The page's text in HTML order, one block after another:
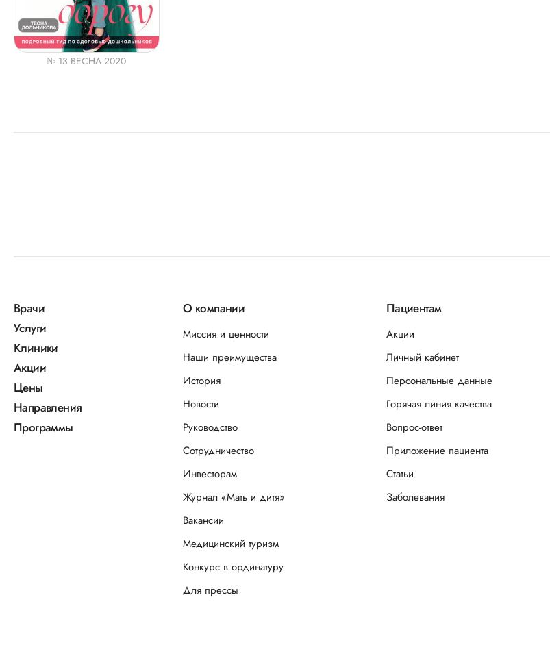
№ 13 ВЕСНА 2020
Врачи
Услуги
Клиники
Акции
Цены
Направления
Программы
О компании
Миссия и ценности
Наши преимущества
История
Новости
Руководство
Сотрудничество
Инвесторам
Журнал «Мать и дитя»
Вакансии
Медицинский туризм
Конкурс в ординатуру
Для прессы
Пациентам
Акции
Личный кабинет
Персональные данные
Горячая линия качества
Вопрос-ответ
Приложение пациента
Статьи
Заболевания